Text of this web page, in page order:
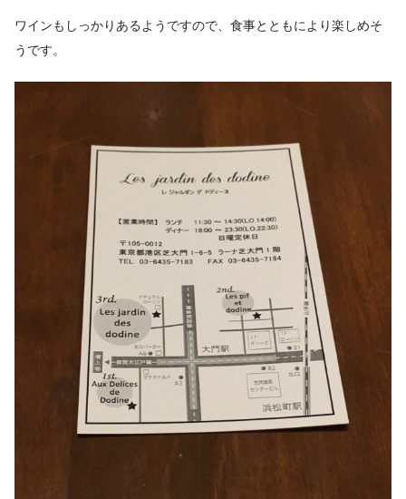
ワインもしっかりあるようですので、食事とともにより楽しめそ
うです。